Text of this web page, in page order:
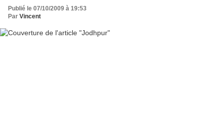
Publié le 07/10/2009 à 19:53
Par Vincent